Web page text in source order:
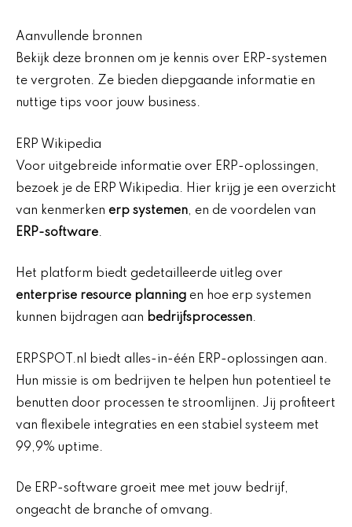
Aanvullende bronnen
Bekijk deze bronnen om je kennis over ERP-systemen
te vergroten. Ze bieden diepgaande informatie en
nuttige tips voor jouw business.
ERP Wikipedia
Voor uitgebreide informatie over ERP-oplossingen,
bezoek je de ERP Wikipedia. Hier krijg je een overzicht
van kenmerken erp systemen, en de voordelen van
ERP-software.
Het platform biedt gedetailleerde uitleg over
enterprise resource planning en hoe erp systemen
kunnen bijdragen aan bedrijfsprocessen.
ERPSPOT.nl biedt alles-in-één ERP-oplossingen aan.
Hun missie is om bedrijven te helpen hun potentieel te
benutten door processen te stroomlijnen. Jij profiteert
van flexibele integraties en een stabiel systeem met
99,9% uptime.
De ERP-software groeit mee met jouw bedrijf,
ongeacht de branche of omvang.